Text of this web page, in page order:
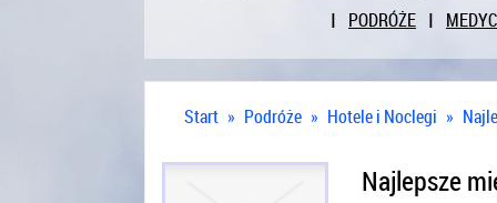
PODRÓŻE
Start » Podróże » Hotele i Noclegi »
Najlepsze